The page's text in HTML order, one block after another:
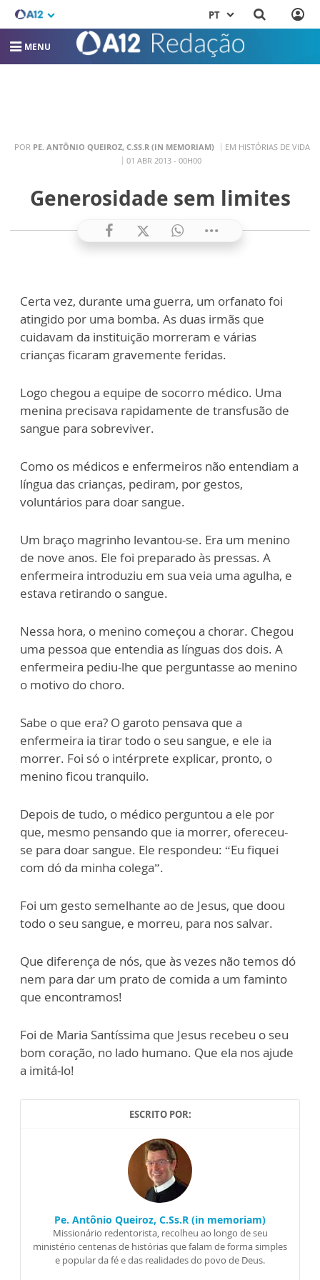
PT
MENU
POR PE. ANTÔNIO QUEIROZ, C.SS.R (IN MEMORIAM)
EM HISTÓRIAS DE VIDA
01 ABR 2013 - 00H00
Generosidade sem limites
Certa vez, durante uma guerra, um orfanato foi
atingido por uma bomba. As duas irmãs que
cuidavam da instituição morreram e várias
crianças ficaram gravemente feridas.
Logo chegou a equipe de socorro médico. Uma
menina precisava rapidamente de transfusão de
sangue para sobreviver.
Como os médicos e enfermeiros não entendiam a
língua das crianças, pediram, por gestos,
voluntários para doar sangue.
Um braço magrinho levantou-se. Era um menino
de nove anos. Ele foi preparado às pressas. A
enfermeira introduziu em sua veia uma agulha, e
estava retirando o sangue.
Nessa hora, o menino começou a chorar. Chegou
uma pessoa que entendia as línguas dos dois. A
enfermeira pediu-lhe que perguntasse ao menino
o motivo do choro.
Sabe o que era? O garoto pensava que a
enfermeira ia tirar todo o seu sangue, e ele ia
morrer. Foi só o intérprete explicar, pronto, o
menino ficou tranquilo.
Depois de tudo, o médico perguntou a ele por
que, mesmo pensando que ia morrer, ofereceu-
se para doar sangue. Ele respondeu: “Eu fiquei
com dó da minha colega”.
Foi um gesto semelhante ao de Jesus, que doou
todo o seu sangue, e morreu, para nos salvar.
Que diferença de nós, que às vezes não temos dó
nem para dar um prato de comida a um faminto
que encontramos!
Foi de Maria Santíssima que Jesus recebeu o seu
bom coração, no lado humano. Que ela nos ajude
a imitá-lo!
ESCRITO POR:
Pe. Antônio Queiroz, C.Ss.R (in memoriam)
Missionário redentorista, recolheu ao longo de seu
ministério centenas de histórias que falam de forma simples
e popular da fé e das realidades do povo de Deus.